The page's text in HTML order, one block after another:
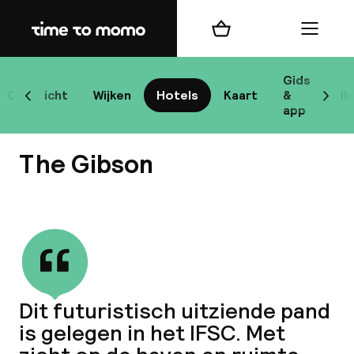
Home
Overzicht Wijken Hotels Kaart
Gids
&
app
Scroll naar links
Winkelmand Menu
The Gibson
Dit futuristisch uitziende pand
is gelegen in het IFSC. Met